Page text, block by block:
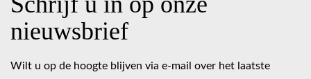
nieuwsbrief
Wilt u op de hoogte blijven via e-mail over het laatste